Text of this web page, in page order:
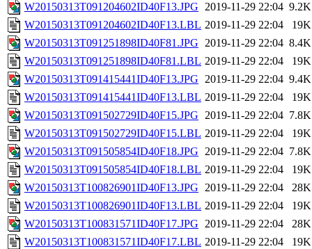
W20150313T091204602ID40F13.JPG 2019-11-29 22:04 9.2K
W20150313T091204602ID40F13.LBL 2019-11-29 22:04
19K
W20150313T091251898ID40F81.JPG 2019-11-29 22:04 8.4K
W20150313T091251898ID40F81.LBL 2019-11-29 22:04
19K
W20150313T091415441ID40F13.JPG 2019-11-29 22:04 9.4K
W20150313T091415441ID40F13.LBL 2019-11-29 22:04
19K
W20150313T091502729ID40F15.JPG 2019-11-29 22:04 7.8K
W20150313T091502729ID40F15.LBL 2019-11-29 22:04
19K
W20150313T091505854ID40F18.JPG 2019-11-29 22:04 7.8K
W20150313T091505854ID40F18.LBL 2019-11-29 22:04
19K
W20150313T100826901ID40F13.JPG 2019-11-29 22:04
28K
W20150313T100826901ID40F13.LBL 2019-11-29 22:04
19K
W20150313T100831571ID40F17.JPG 2019-11-29 22:04
28K
W20150313T100831571ID40F17.LBL 2019-11-29 22:04
19K